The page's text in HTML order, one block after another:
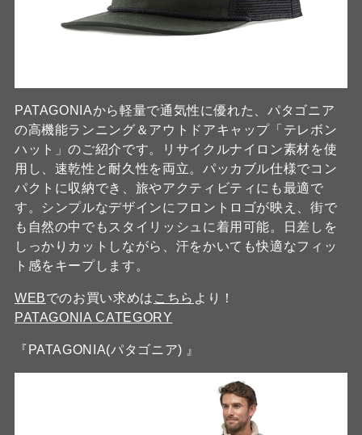
PATAGONIAから軽量で通気性に優れた、パタゴニア
の高機能ランニング＆アウトドアキャップ「テレボン
ハット」のご紹介です。リサイクルナイロン素材を使
用し、速乾性と耐久性を両立。パッカブル仕様でコン
パクトに収納でき、旅やアクティビティにも最適で
す。シンプルなデザインにフロントロゴが映え、街で
も自然の中でもスタイリッシュに着用可能。日差しを
しっかりカットしながら、汗をかいても快適なフィッ
ト感をキープします。
WEBでのお買い求めは こちら より！
PATAGONIA CATEGORY
『PATAGONIA(パタゴニア) 』